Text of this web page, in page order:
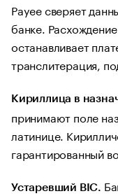
Payee сверяет
банке.
останавливает
транслитерация,
Кириллица в
принимают поле
латинице.
гарантированный
Устаревший BIC.